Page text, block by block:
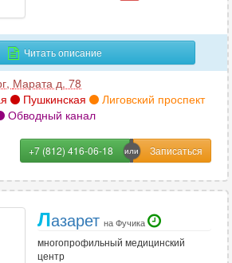
157
11
51
Читать описание
, Марата д. 78
Пушкинская
Лиговский проспект
Обводный канал
+7 (812) 416-06-18
Лазарет на Фучика
многопрофильный медицинский
центр